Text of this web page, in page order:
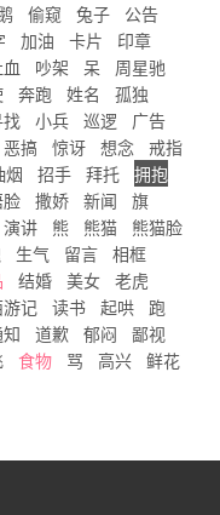
偷窥 兔子
公告
加油 卡片
印章
吵架 呆
周星驰
奔跑 姓名
孤独
找 小兵 巡逻
广告
恶搞 惊讶 想念
戒指
烟 招手 拜托 拥抱
撒娇 新闻
旗
演讲 熊 熊猫
熊猫脸
生气 留言 相框
结婚 美女 老虎
记 读书 起哄
跑
道歉 郁闷
鄙视
食物 骂 高兴 鲜花